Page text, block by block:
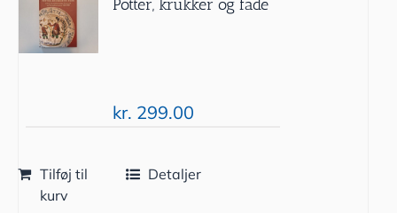
Potter, krukker og fade
kr. 299.00
Tilføj til
kurv
Detaljer